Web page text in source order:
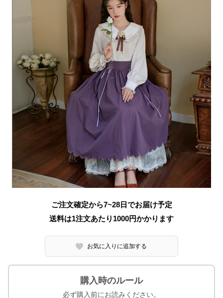
ご注文確定から7~28日でお届け予定
送料は1注文あたり 1000円かかります
お気に入りに追加する
購入時のルール
必ず購入前にお読みください。